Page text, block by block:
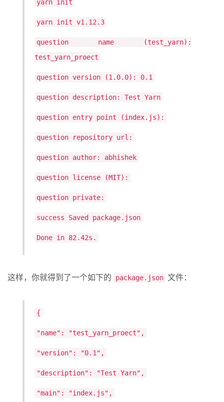
yarn init
yarn init v1.12.3
question name (test_yarn):
test_yarn_proect
question version (1.0.0): 0.1
question description: Test Yarn
question entry point (index.js):
question repository url:
question author: abhishek
question license (MIT):
question private:
success Saved package.json
Done in 82.42s.
这样，你就得到了一个如下的 package.json 文件：
{
"name": "test_yarn_proect",
"version": "0.1",
"description": "Test Yarn",
"main": "index.js",